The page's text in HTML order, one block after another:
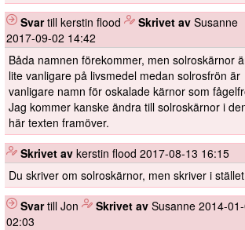
Svartill kerstin flood Skrivet av Susanne
2017-09-02 14:42
Båda namnen förekommer, men solroskärnor
lite vanligare på livsmedel medan solrosfrön är
vanligare namn för oskalade kärnor som
Jag kommer kanske ändra till solroskärnor i
här texten framöver.
Skrivet av kerstin flood 2017-08-13 16:15
Du skriver om solroskärnor, men skriver i
Svartill Jon Skrivet av Susanne 2014-
02:03